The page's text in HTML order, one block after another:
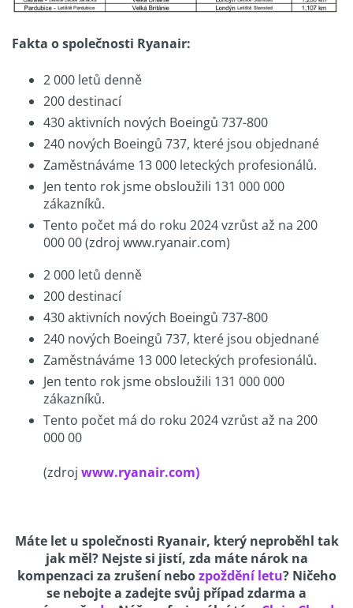
Fakta o společnosti Ryanair:
2 000 letů denně
200 destinací
430 aktivních nových Boeingů 737-800
240 nových Boeingů 737, které jsou objednané
Zaměstnáváme 13 000 leteckých profesionálů.
Jen tento rok jsme obsloužili 131 000 000
zákazníků.
Tento počet má do roku 2024 vzrůst až na 200
000 00 (zdroj www.ryanair.com)
2 000 letů denně
200 destinací
430 aktivních nových Boeingů 737-800
240 nových Boeingů 737, které jsou objednané
Zaměstnáváme 13 000 leteckých profesionálů.
Jen tento rok jsme obsloužili 131 000 000
zákazníků.
Tento počet má do roku 2024 vzrůst až na 200
000 00
(zdroj www.ryanair.com)
Máte let u společnosti Ryanair, který neproběhl tak
jak měl? Nejste si jistí, zda máte nárok na
kompenzaci za zrušení nebozpoždění letu? Ničeho
se nebojte a zadejte svůj případ zdarma a